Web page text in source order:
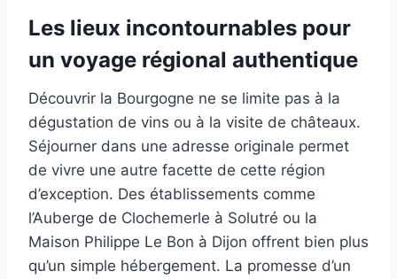
Les lieux incontournables pour
un voyage régional authentique
Découvrir la Bourgogne ne se limite pas à la
dégustation de vins ou à la visite de châteaux.
Séjourner dans une adresse originale permet
de vivre une autre facette de cette région
d’exception. Des établissements comme
l’Auberge de Clochemerle à Solutré ou la
Maison Philippe Le Bon à Dijon offrent bien plus
qu’un simple hébergement. La promesse d’un